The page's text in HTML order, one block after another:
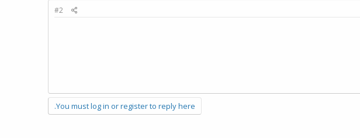
#2
You must log in or register to reply here.